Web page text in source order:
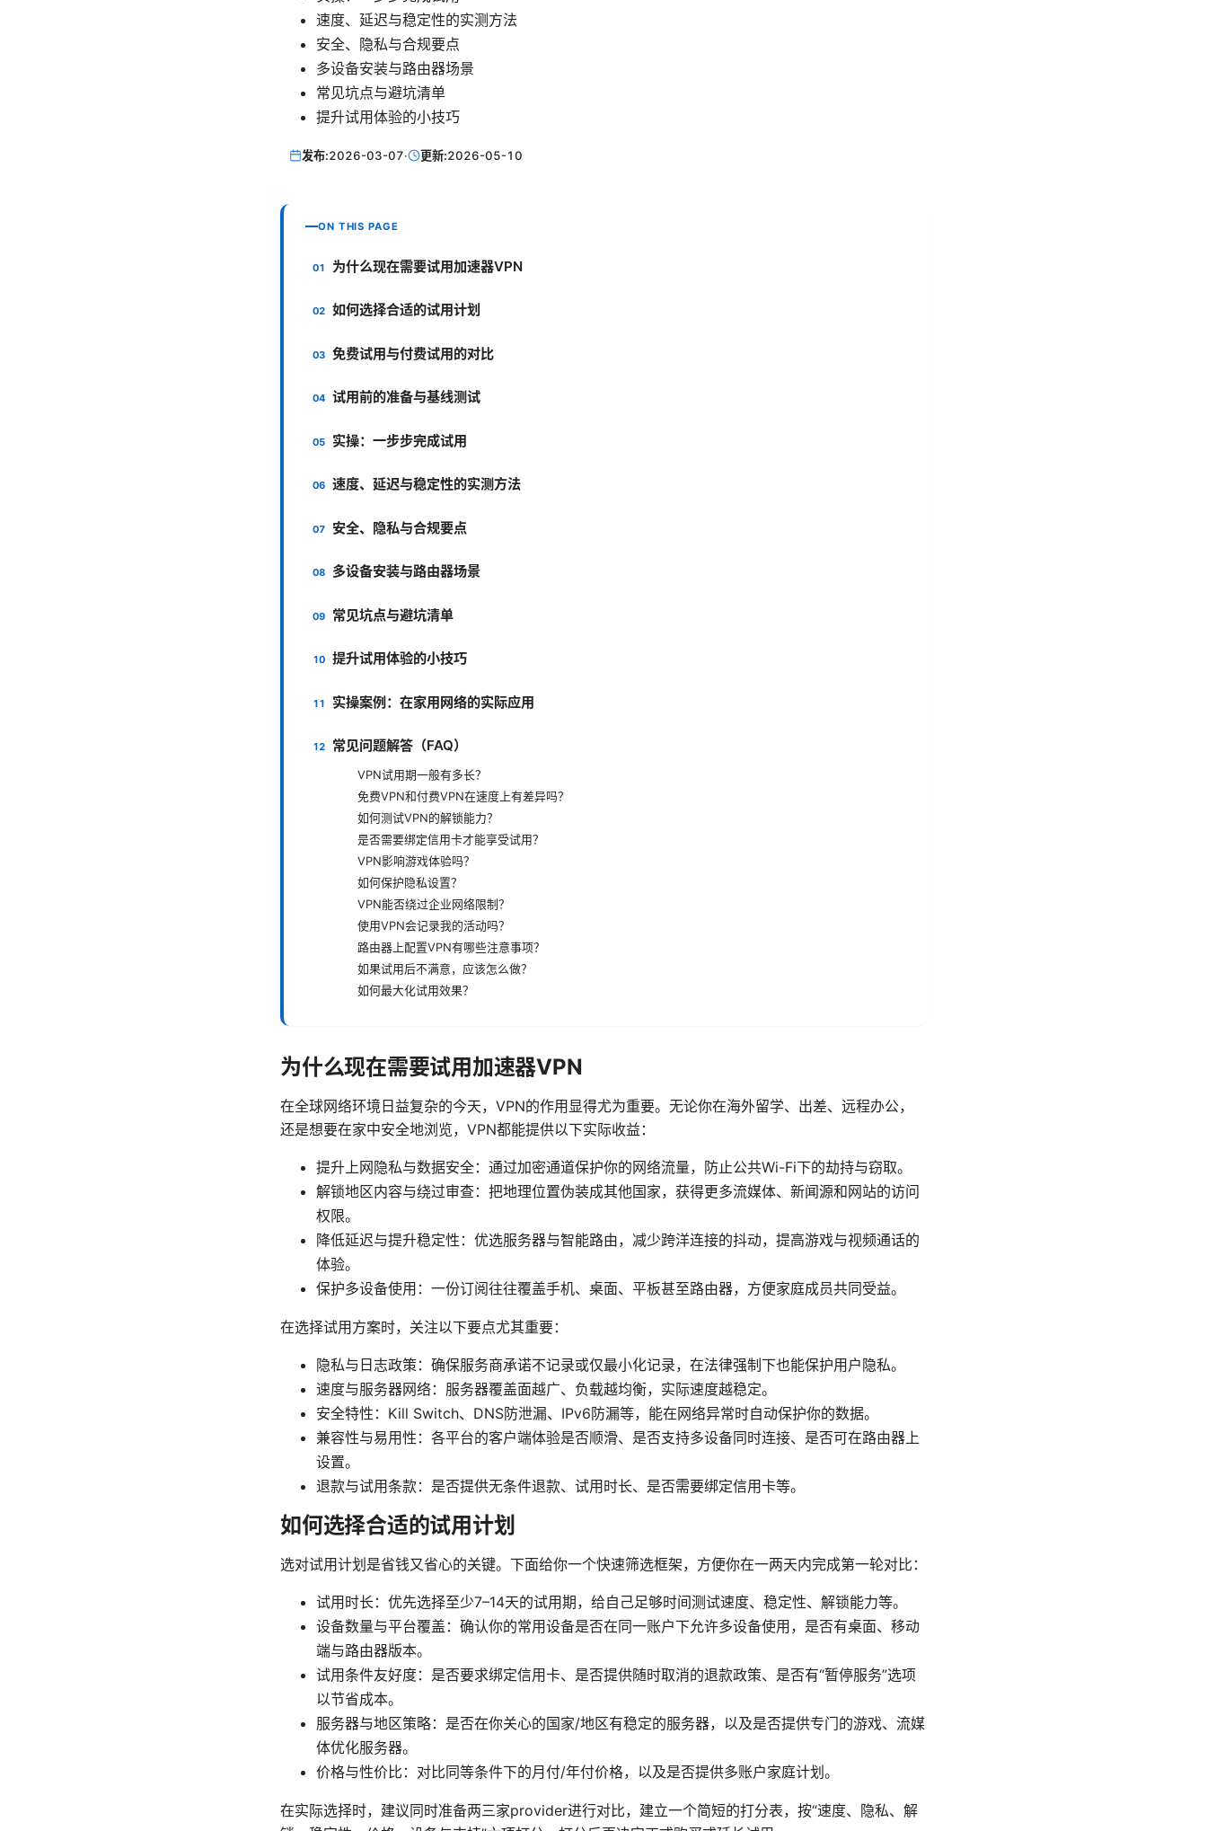
速度、延迟与稳定性的实测方法
安全、隐私与合规要点
多设备安装与路由器场景
常见坑点与避坑清单
提升试用体验的小技巧
发布:2026-03-07· 更新:2026-05-10
ON THIS PAGE
为什么现在需要试用加速器VPN
如何选择合适的试用计划
免费试用与付费试用的对比
试用前的准备与基线测试
实操：一步步完成试用
速度、延迟与稳定性的实测方法
安全、隐私与合规要点
多设备安装与路由器场景
常见坑点与避坑清单
提升试用体验的小技巧
实操案例：在家用网络的实际应用
常见问题解答（FAQ）
VPN试用期一般有多长？
免费VPN和付费VPN在速度上有差异吗？
如何测试VPN的解锁能力？
是否需要绑定信用卡才能享受试用？
VPN影响游戏体验吗？
如何保护隐私设置？
VPN能否绕过企业网络限制？
使用VPN会记录我的活动吗？
路由器上配置VPN有哪些注意事项？
如果试用后不满意，应该怎么做？
如何最大化试用效果？
为什么现在需要试用加速器VPN
在全球网络环境日益复杂的今天，VPN的作用显得尤为重要。无论你在海外留学、出差、远程办公，
还是想要在家中安全地浏览，VPN都能提供以下实际收益：
提升上网隐私与数据安全：通过加密通道保护你的网络流量，防止公共Wi-Fi下的劫持与窃取。
解锁地区内容与绕过审查：把地理位置伪装成其他国家，获得更多流媒体、新闻源和网站的访问
权限。
降低延迟与提升稳定性：优选服务器与智能路由，减少跨洋连接的抖动，提高游戏与视频通话的
体验。
保护多设备使用：一份订阅往往覆盖手机、桌面、平板甚至路由器，方便家庭成员共同受益。
在选择试用方案时，关注以下要点尤其重要：
隐私与日志政策：确保服务商承诺不记录或仅最小化记录，在法律强制下也能保护用户隐私。
速度与服务器网络：服务器覆盖面越广、负载越均衡，实际速度越稳定。
安全特性：Kill Switch、DNS防泄漏、IPv6防漏等，能在网络异常时自动保护你的数据。
兼容性与易用性：各平台的客户端体验是否顺滑、是否支持多设备同时连接、是否可在路由器上
设置。
退款与试用条款：是否提供无条件退款、试用时长、是否需要绑定信用卡等。
如何选择合适的试用计划
选对试用计划是省钱又省心的关键。下面给你一个快速筛选框架，方便你在一两天内完成第一轮对比：
试用时长：优先选择至少7–14天的试用期，给自己足够时间测试速度、稳定性、解锁能力等。
设备数量与平台覆盖：确认你的常用设备是否在同一账户下允许多设备使用，是否有桌面、移动
端与路由器版本。
试用条件友好度：是否要求绑定信用卡、是否提供随时取消的退款政策、是否有“暂停服务”选项
以节省成本。
服务器与地区策略：是否在你关心的国家/地区有稳定的服务器，以及是否提供专门的游戏、流媒
体优化服务器。
价格与性价比：对比同等条件下的月付/年付价格，以及是否提供多账户家庭计划。
在实际选择时，建议同时准备两三家provider进行对比，建立一个简短的打分表，按“速度、隐私、解